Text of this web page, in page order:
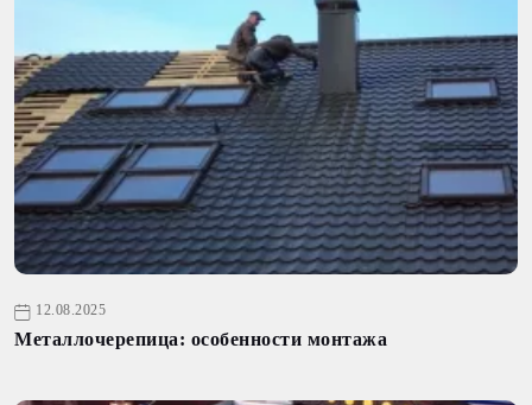
12.08.2025
Металлочерепица: особенности монтажа